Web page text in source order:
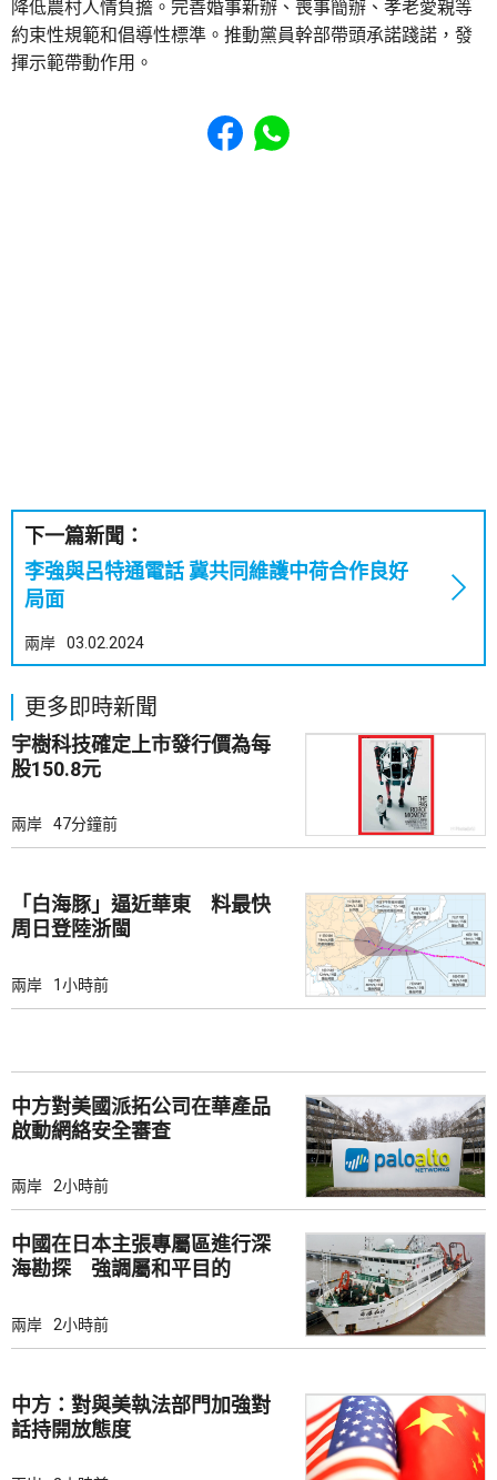
降低農村人情負擔。完善婚事新辦、喪事簡辦、孝老愛親等
約束性規範和倡導性標準。推動黨員幹部帶頭承諾踐諾，發
揮示範帶動作用。
Share to Facebook
Share to WhatsApp
下一篇新聞：
李強與呂特通電話 冀共同維護中荷合作良好
局面
兩岸 03.02.2024
更多即時新聞
宇樹科技確定上市發行價為每
股150.8元
兩岸 47分鐘前
「白海豚」逼近華東 料最快
周日登陸浙閩
兩岸 1小時前
中方對美國派拓公司在華產品
啟動網絡安全審查
兩岸 2小時前
中國在日本主張專屬區進行深
海勘探 強調屬和平目的
兩岸 2小時前
中方：對與美執法部門加強對
話持開放態度